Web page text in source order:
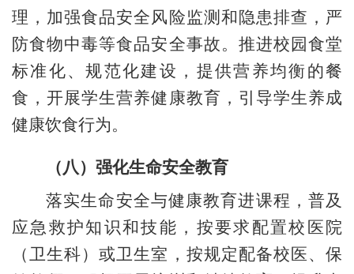
理，加强食品安全风险监测和隐患排查，严
防食物中毒等食品安全事故。推进校园食堂
标准化、规范化建设，提供营养均衡的餐
食，开展学生营养健康教育，引导学生养成
健康饮食行为。
（八）强化生命安全教育
落实生命安全与健康教育进课程，普及
应急救护知识和技能，按要求配置校医院
（卫生科）或卫生室，按规定配备校医、保